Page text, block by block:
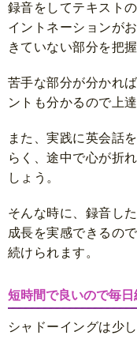
録音をしてテキスト
イントネーションが
きていない部分を把
苦手な部分が分かれ
ントも分かるので上
また、実践に英会話
らく、途中で心が折
しょう。
そんな時に、録音し
成長を実感できるの
続けられます。
短時間で良いので毎日
シャドーイングは少